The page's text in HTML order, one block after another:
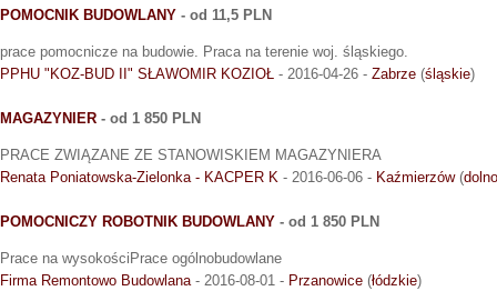
POMOCNIK BUDOWLANY - od 11,5 PLN
prace pomocnicze na budowie. Praca na terenie woj. śląskiego.
PPHU "KOZ-BUD II" SŁAWOMIR KOZIOŁ - 2016-04-26 - Zabrze (śląskie)
MAGAZYNIER - od 1 850 PLN
PRACE ZWIĄZANE ZE STANOWISKIEM MAGAZYNIERA
Renata Poniatowska-Zielonka - KACPER K - 2016-06-06 - Kaźmierzów(
POMOCNICZY ROBOTNIK BUDOWLANY - od 1 850 PLN
Prace na wysokościPrace ogólnobudowlane
Firma Remontowo Budowlana- 2016-08-01 - Przanowice (łódzkie)